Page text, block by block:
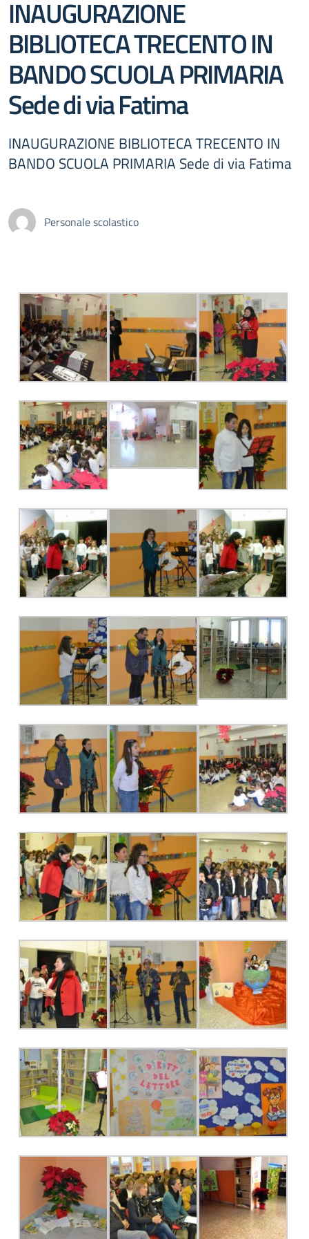
INAUGURAZIONE
BIBLIOTECA TRECENTO IN
BANDO SCUOLA PRIMARIA
Sede di via Fatima
INAUGURAZIONE BIBLIOTECA TRECENTO IN
BANDO SCUOLA PRIMARIA Sede di via Fatima
Personale scolastico